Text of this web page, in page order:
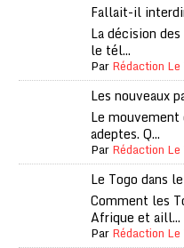
Fallait-il
La décision
le tél...
ParRédaction
Les nouveaux
Le mouvement
adeptes. Q...
ParRédaction
Le Togo dans
Comment les
Afrique et aill...
ParRédaction